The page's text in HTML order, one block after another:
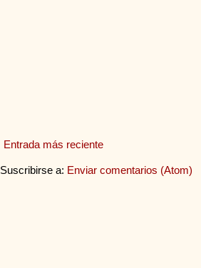
Entrada más reciente
Suscribirse a: Enviar comentarios (Atom)